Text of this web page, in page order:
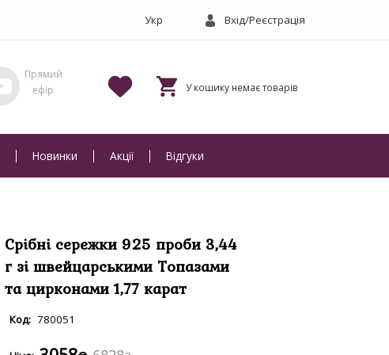
Вхід/Реєстрація
Новинки Акції Відгуки
Срібні сережки 925 проби 3,44
г зі швейцарськими Топазами
та цирконами 1,77 карат
780051